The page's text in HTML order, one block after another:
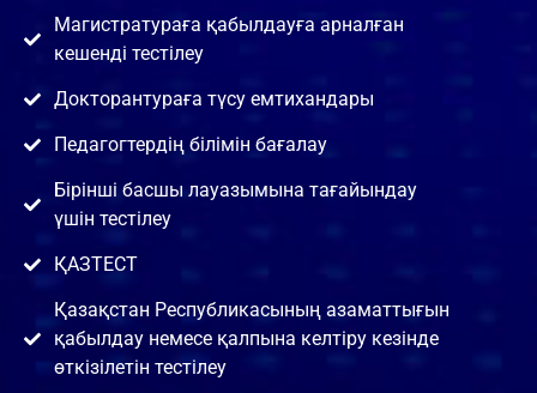
Магистратураға қабылдауға арналған
кешенді тестілеу
Докторантураға түсу емтихандары
Педагогтердің білімін бағалау
Бірінші басшы лауазымына тағайындау
үшін тестілеу
ҚАЗТЕСТ
Қазақстан Республикасының азаматтығын
қабылдау немесе қалпына келтіру кезінде
өткізілетін тестілеу